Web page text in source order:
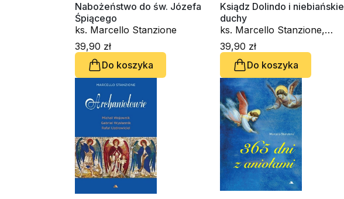
Nabożeństwo do św. Józefa
Śpiącego
ks. Marcello Stanzione
39,90 zł
Do koszyka
Ksiądz Dolindo i niebiańskie
duchy
ks. Marcello Stanzione,
Carmine Alvino
39,90 zł
Do koszyka